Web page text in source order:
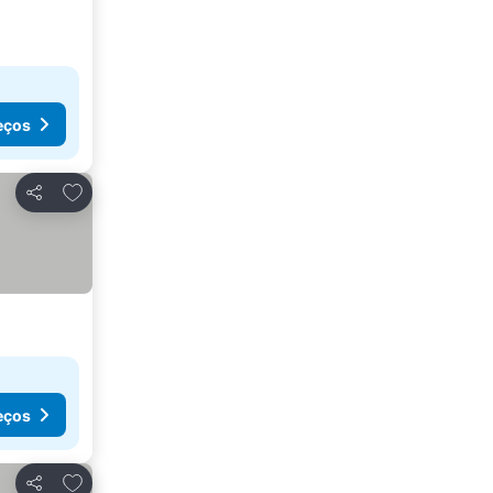
Partilhar
Adicionar aos favoritos
Adicionar aos favoritos